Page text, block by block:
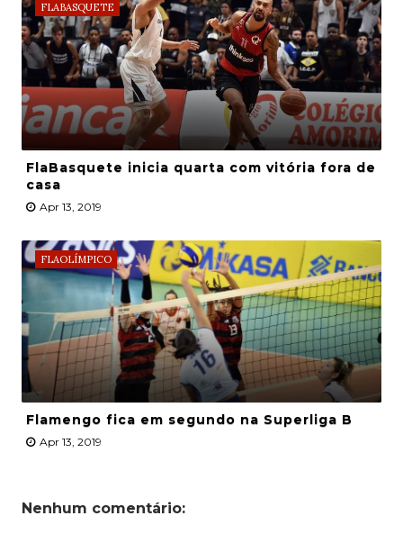
FLABASQUETE
FlaBasquete inicia quarta com vitória fora de
casa
Apr 13, 2019
FLAOLÍMPICO
Flamengo fica em segundo na Superliga B
Apr 13, 2019
Nenhum comentário: